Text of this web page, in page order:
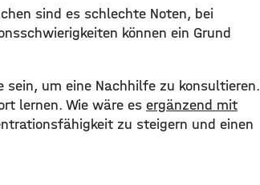
sind es schlechte Noten, bei
können ein Grund
um eine Nachhilfe zu konsultieren.
lernen. Wie wäre es ergänzend mit
zu steigern und einen